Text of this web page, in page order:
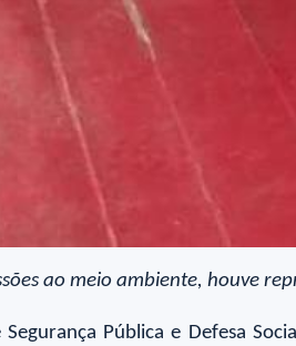
ao meio ambiente, houve
Pública e Defesa